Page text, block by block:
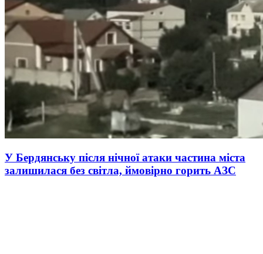
У Бердянську після нічної атаки частина міста
залишилася без світла, ймовірно горить АЗС